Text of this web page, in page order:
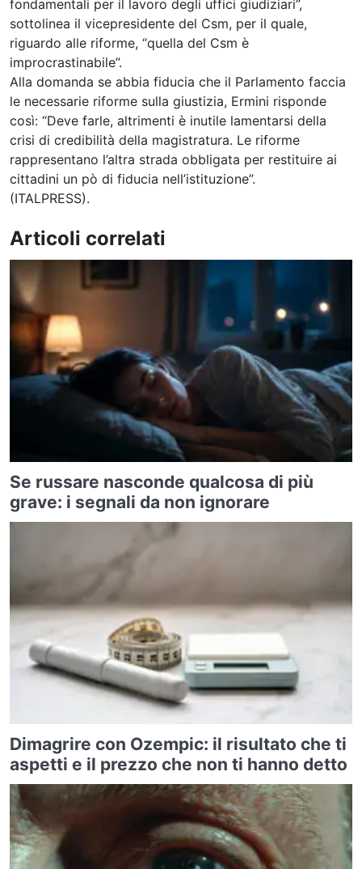
fondamentali per il lavoro degli uffici giudiziari”,
sottolinea il vicepresidente del Csm, per il quale,
riguardo alle riforme, “quella del Csm è
improcrastinabile”.
Alla domanda se abbia fiducia che il Parlamento faccia
le necessarie riforme sulla giustizia, Ermini risponde
così: “Deve farle, altrimenti è inutile lamentarsi della
crisi di credibilità della magistratura. Le riforme
rappresentano l’altra strada obbligata per restituire ai
cittadini un pò di fiducia nell’istituzione”.
(ITALPRESS).
Articoli correlati
Se russare nasconde qualcosa di più
grave: i segnali da non ignorare
Dimagrire con Ozempic: il risultato che ti
aspetti e il prezzo che non ti hanno detto